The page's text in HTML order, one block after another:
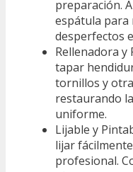
preparación.
espátula para
desperfectos
Rellenadora y
tapar
tornillos y
restaurando
uniforme.
Lijable y
lijar
profesional.